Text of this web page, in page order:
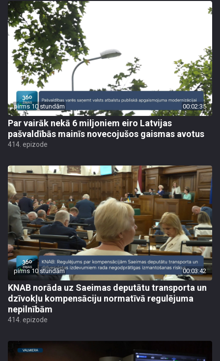
pirms 10 stundām 00:02:35
Par vairāk nekā 6 miljoniem eiro Latvijas
pašvaldībās mainīs novecojušos gaismas avotus
414. epizode
pirms 10 stundām 00:03:42
KNAB norāda uz Saeimas deputātu transporta un
dzīvokļu kompensāciju normatīvā regulējuma
nepilnībām
414. epizode